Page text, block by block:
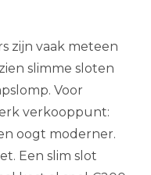
zijn vaak meteen
slimme sloten
Voor
verkooppunt:
oogt moderner.
Een slim slot